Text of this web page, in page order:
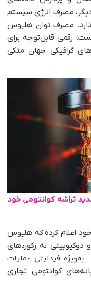
مصرف انرژی سیستم
مصرف توان هلیوس
شده است؛ رقمی قابل‌توجه برای
گرافیکی جهان متکی
تراشه کوانتومی خود
اعلام کرده که هلیوس
به رکوردهای
فیدلیتی عملیات
کوانتومی تجاری